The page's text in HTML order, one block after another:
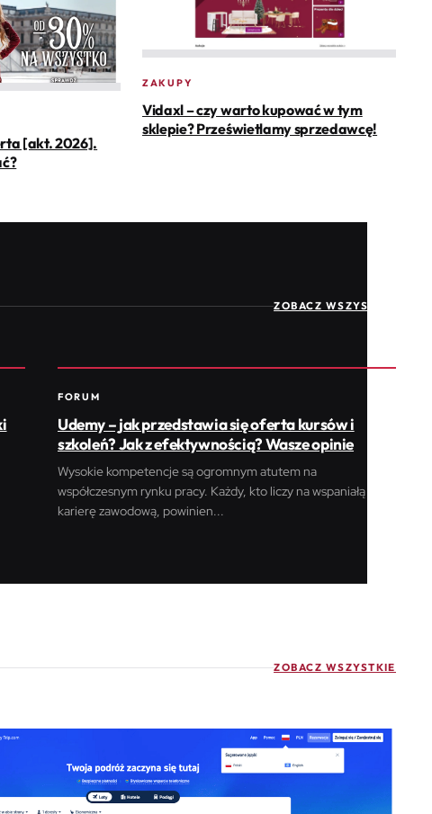
[akt. 2026].
ZAKUPY
Vidaxl – czy warto kupować w tym
sklepie? Prześwietlamy sprzedawcę!
ZOBACZ WSZYSTKIE
FORUM
Udemy – jak przedstawia się oferta kursów i
szkoleń? Jak z efektywnością? Wasze opinie
Wysokie kompetencje są ogromnym atutem na
współczesnym rynku pracy. Każdy, kto liczy na wspaniałą
karierę zawodową, powinien...
ZOBACZ WSZYSTKIE